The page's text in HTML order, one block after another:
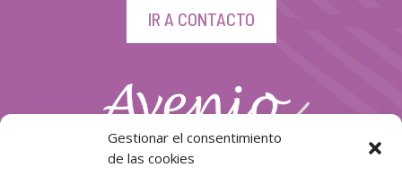
Gestionar el consentimiento
de las cookies
IR A CONTACTO